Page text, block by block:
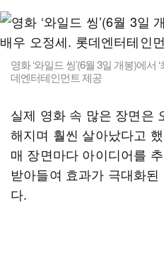
영화 ‘와일드 씽’(6월 3일 개봉)에서
데엔터테인먼트 제공
실제 영화 속 많은 장면은
해지며 훨씬 살아났다고
매 장면마다 아이디어를
받아들여 효과가 극대화
다.